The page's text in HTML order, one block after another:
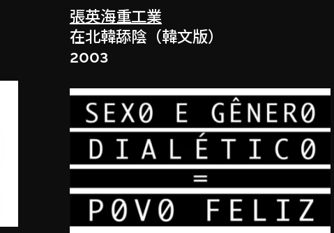
張英海重工業
在北韓舔陰（韓文版）
2003